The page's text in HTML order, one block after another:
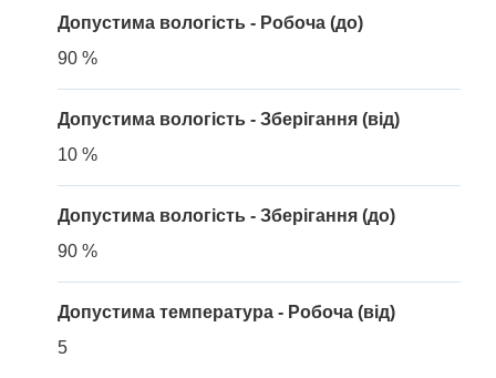
Допустима вологість - Робоча (до)
90 %
Допустима вологість - Зберігання (від)
10 %
Допустима вологість - Зберігання (до)
90 %
Допустима температура - Робоча (від)
5